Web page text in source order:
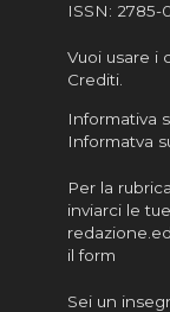
ISSN: 2785-
Vuoi usare i
Crediti.
Informativa
Informatva
Per la
inviarci le
il form
Sei un